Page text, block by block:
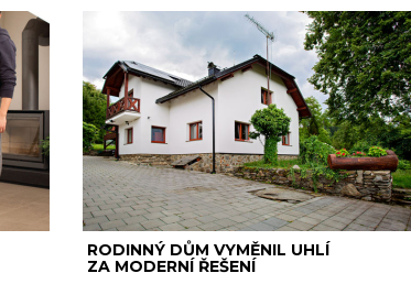
RODINNÝ DŮM VYMĚNIL UHLÍ
ZA MODERNÍ ŘEŠENÍ